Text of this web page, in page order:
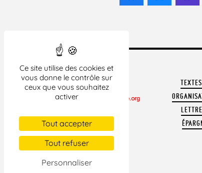
Ce site utilise des cookies et
vous donne le contrôle sur
ceux que vous souhaitez
activer
Tout accepter
Tout refuser
Personnaliser
CONTACTER LA LDH
REVUE DE PRESSE
ARCHIVES